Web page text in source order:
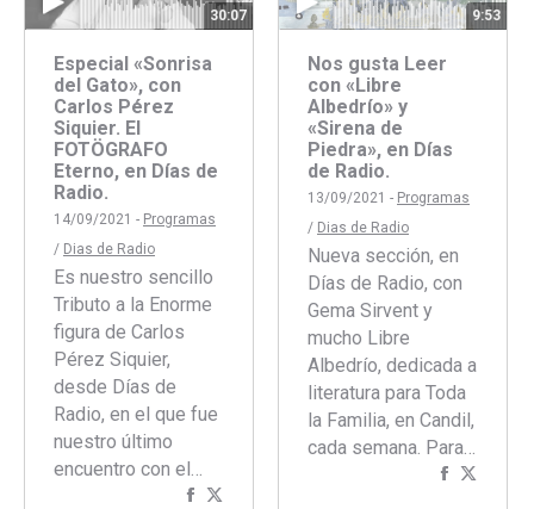
30:07
Especial «Sonrisa
del Gato», con
Carlos Pérez
Siquier. El
FOTÖGRAFO
Eterno, en Días de
Radio.
14/09/2021 - Programas
/ Dias de Radio
Es nuestro sencillo
Tributo a la Enorme
figura de Carlos
Pérez Siquier,
desde Días de
Radio, en el que fue
nuestro último
encuentro con el…
Compartir
9:53
Nos gusta Leer
con «Libre
Albedrío» y
«Sirena de
Piedra», en Días
de Radio.
13/09/2021 - Programas
/ Dias de Radio
Nueva sección, en
Días de Radio, con
Gema Sirvent y
mucho Libre
Albedrío, dedicada a
literatura para Toda
la Familia, en Candil,
cada semana. Para…
Compartir